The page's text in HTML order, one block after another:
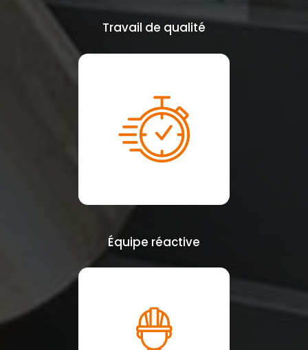
Travail de qualité
Équipe réactive